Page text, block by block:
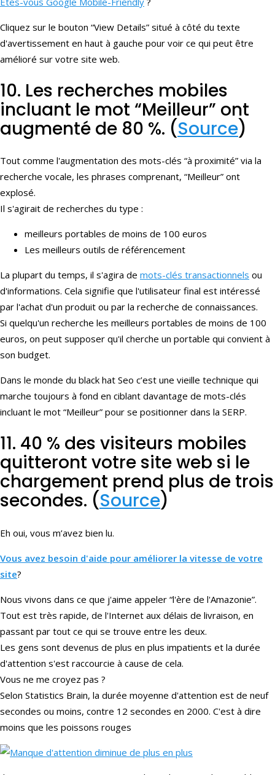
Cliquez sur le bouton “View Details” situé à côté du texte
d'avertissement en haut à gauche pour voir ce qui peut être
amélioré sur votre site web.
10. Les recherches mobiles
incluant le mot “Meilleur” ont
augmenté de 80 %. (Source)
Tout comme l'augmentation des mots-clés “à proximité” via la
recherche vocale, les phrases comprenant, “Meilleur” ont
explosé.
Il s'agirait de recherches du type :
meilleurs portables de moins de 100 euros
Les meilleurs outils de référencement
La plupart du temps, il s'agira de mots-clés transactionnels ou
d'informations. Cela signifie que l'utilisateur final est intéressé
par l'achat d'un produit ou par la recherche de connaissances.
Si quelqu'un recherche les meilleurs portables de moins de 100
euros, on peut supposer qu'il cherche un portable qui convient à
son budget.
Dans le monde du black hat Seo c’est une vieille technique qui
marche toujours à fond en ciblant davantage de mots-clés
incluant le mot “Meilleur” pour se positionner dans la SERP.
11. 40 % des visiteurs mobiles
quitteront votre site web si le
chargement prend plus de trois
secondes. (Source)
Eh oui, vous m’avez bien lu.
Vous avez besoin d'aide pour améliorer la vitesse de votre
site?
Nous vivons dans ce que j'aime appeler “l'ère de l'Amazonie”.
Tout est très rapide, de l'Internet aux délais de livraison, en
passant par tout ce qui se trouve entre les deux.
Les gens sont devenus de plus en plus impatients et la durée
d'attention s'est raccourcie à cause de cela.
Vous ne me croyez pas ?
Selon Statistics Brain, la durée moyenne d'attention est de neuf
secondes ou moins, contre 12 secondes en 2000. C'est à dire
moins que les poissons rouges